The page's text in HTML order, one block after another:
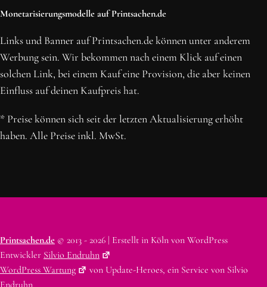
Monetarisierungsmodelle auf Printsachen.de
Links und Banner auf Printsachen.de können unter anderem
Werbung sein. Wir bekommen nach einem Klick auf einen
solchen Link, bei einem Kauf eine Provision, die aber keinen
Einfluss auf deinen Kaufpreis hat.
* Preise können sich seit der letzten Aktualisierung erhöht
haben. Alle Preise inkl. MwSt.
Printsachen.de © 2013 - 2026 | Erstellt in Köln von WordPress
Entwickler Silvio Endruhn
WordPress Wartung
von Update-Heroes, ein Service von Silvio